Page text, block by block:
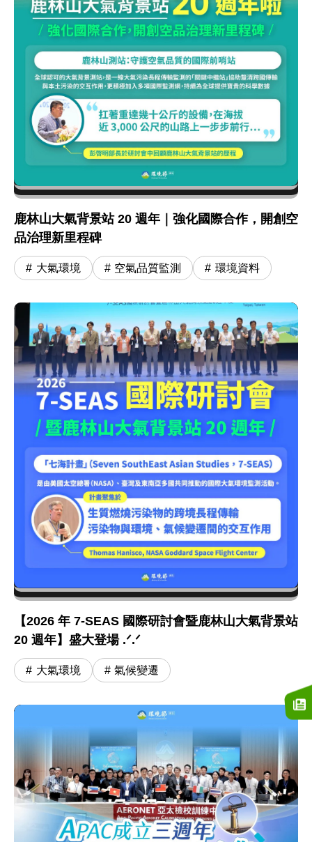
鹿林山大氣背景站 20 週年｜強化國際合作，開創空
品治理新里程碑
大氣環境 空氣品質監測 環境資料
【2026 年 7-SEAS 國際研討會暨鹿林山大氣背景站
20 週年】盛大登場 .ᐟ.ᐟ
大氣環境 氣候變遷